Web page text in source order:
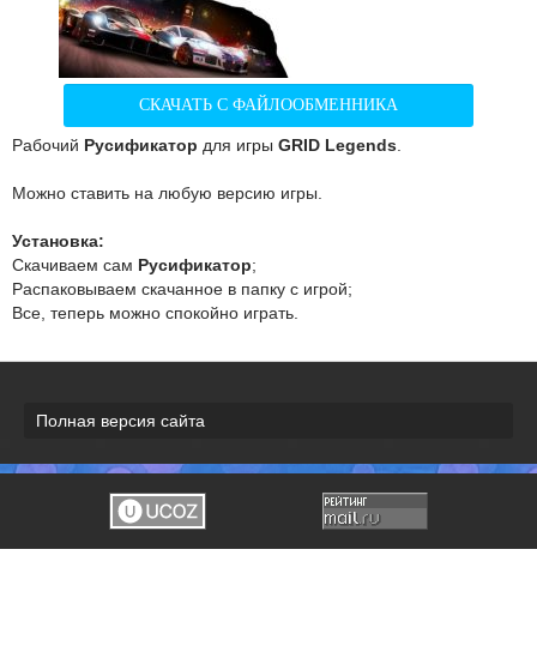
СКАЧАТЬ С ФАЙЛООБМЕННИКА
Рабочий Русификатор для игры GRID Legends
Можно ставить на любую версию игры.
Установка:
Скачиваем сам Русификатор;
Распаковываем скачанное в папку с игрой;
Все, теперь можно спокойно играть.
Полная версия сайта